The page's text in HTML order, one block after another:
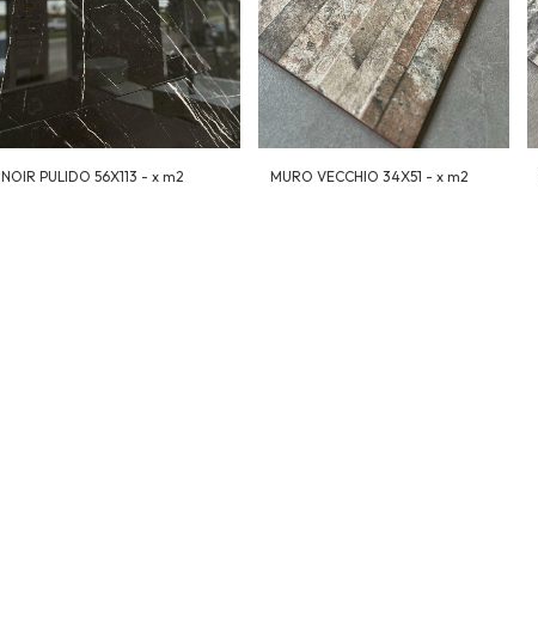
NOIR PULIDO 56X113 - x m2 MURO VECCHIO 34X51 - x m2